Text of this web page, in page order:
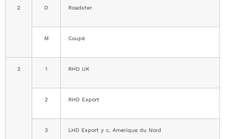
2 D Roadster
M Coupé
3 1 RHD UK
2 RHD Export
3 LHD Export y c. Amerique du Nord